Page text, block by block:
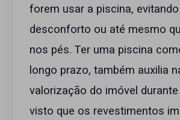
forem usar a piscina, evitando
desconforto ou até mesmo
nos pés. Ter uma piscina
longo prazo, também auxilia
valorização do imóvel durante
visto que os revestimentos